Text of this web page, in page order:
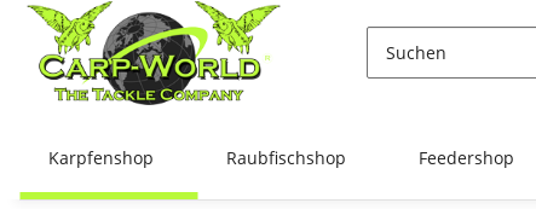
Karpfenshop Raubfischshop Feedershop